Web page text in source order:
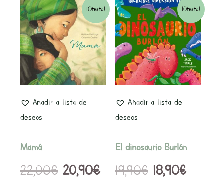
¡Oferta!
Añadir a lista de
deseos
Mamá
22,00€
El
precio
original
era:
22,00€.
20,90€
El
precio
actual
es:
20,90€.
¡Oferta!
Añadir a lista de
deseos
El dinosaurio Burlón
19,90€
El
precio
original
era:
19,90€.
18,90€
El
precio
actual
es:
18,90€.